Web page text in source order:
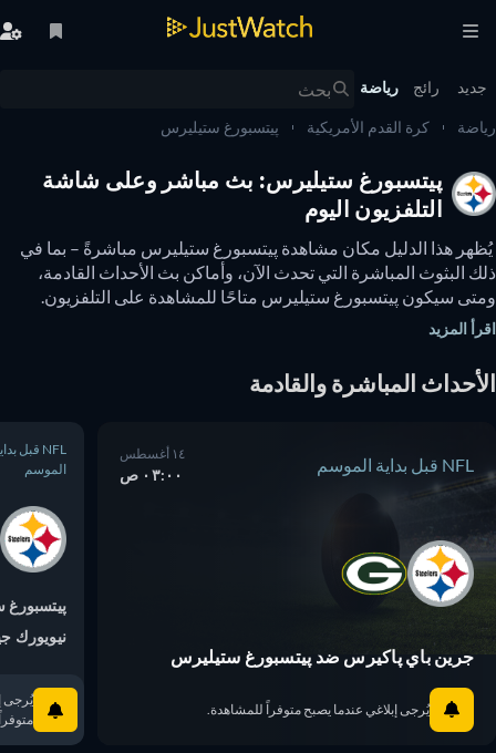
رائج رياضة
كرة القدم الأمريكية پيتسبورغ ستيليرس
پيتسبورغ ستيليرس: بث مباشر وعلى شاشة
التلفزيون اليوم
يُظهر هذا الدليل مكان مشاهدة پيتسبورغ ستيليرس مباشرةً – بما في
ذلك البثوث المباشرة التي تحدث الآن، وأماكن بث الأحداث القادمة،
ومتى سيكون پيتسبورغ ستيليرس متاحًا للمشاهدة على التلفزيون.
عبر الإنترنت مجانًا.
المزيد
المباشرة والقادمة
NFL قبل بداية الموسم ٠٣:٠٠ ص
جرين باي پاكيرس ضد پيتسبورغ ستيليرس
يُرجى إبلاغي عندما يصبح متوفراً للمشاهدة.
NFL قبل بداية
الموسم
پيتسبورغ
نيويورك
يُرجى
متوفراً